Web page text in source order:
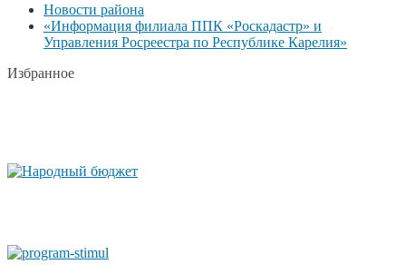
Новости района
«Информация филиала ППК «Роскадастр» и
Управления Росреестра по Республике Карелия»
Избранное